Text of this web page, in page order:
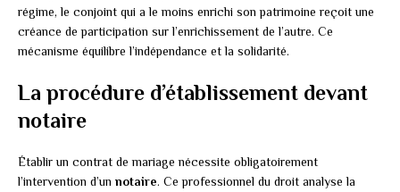
régime, le conjoint qui a le moins enrichi son patrimoine reçoit une
créance de participation sur l’enrichissement de l’autre. Ce
mécanisme équilibre l’indépendance et la solidarité.
La procédure d’établissement devant
notaire
Établir un contrat de mariage nécessite obligatoirement
l’intervention d’un notaire. Ce professionnel du droit analyse la